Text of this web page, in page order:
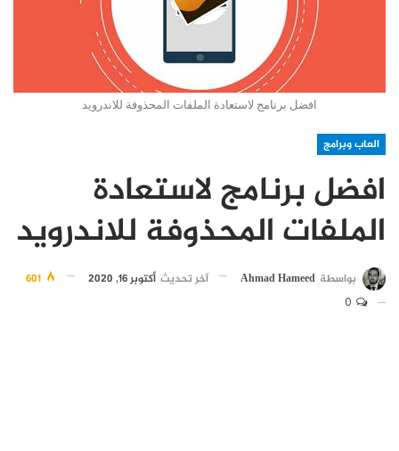
افضل برنامج لاستعادة الملفات المحذوفة للاندرويد
العاب وبرامج
افضل برنامج لاستعادة
الملفات المحذوفة للاندرويد
بواسطة Ahmad Hameed آخر تحديث أكتوبر 16, 2020